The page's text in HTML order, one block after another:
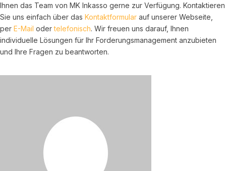
Ihnen das Team von MK Inkasso gerne zur Verfügung. Kontaktieren
Sie uns einfach über das Kontaktformular auf unserer Webseite,
per E-Mail odertelefonisch. Wir freuen uns darauf, Ihnen
individuelle Lösungen für Ihr Forderungsmanagement anzubieten
und Ihre Fragen zu beantworten.